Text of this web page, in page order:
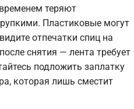
теряют
Пластиковые могут
отпечатки спиц на
снятия — лента требует
подложить заплатку
которая лишь сместит